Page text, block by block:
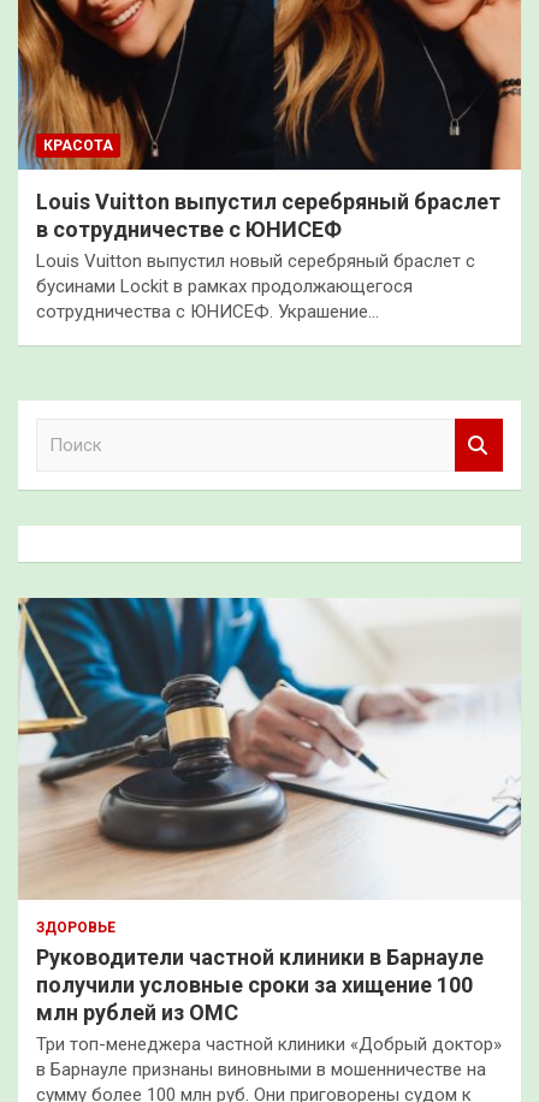
КРАСОТА
Louis Vuitton выпустил серебряный браслет
в сотрудничестве с ЮНИСЕФ
Louis Vuitton выпустил новый серебряный браслет с
бусинами Lockit в рамках продолжающегося
сотрудничества с ЮНИСЕФ. Украшение…
к
ЗДОРОВЬЕ
Руководители частной клиники в Барнауле
получили условные сроки за хищение 100
млн рублей из ОМС
Три топ-менеджера частной клиники «Добрый доктор»
в Барнауле признаны виновными в мошенничестве на
сумму более 100 млн руб. Они приговорены судом к